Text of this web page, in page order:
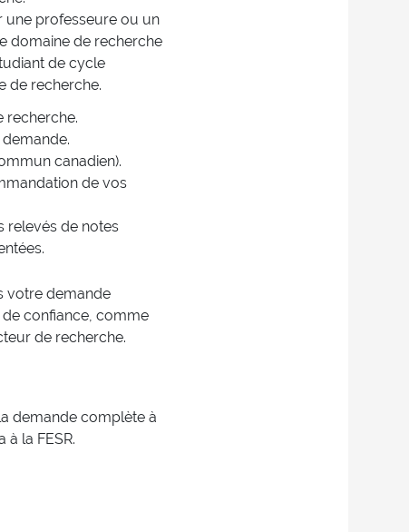
une professeure ou un
domaine de recherche
de cycle
de recherche.
recherche.
canadien).
de vos
relevés de notes
votre demande
confiance, comme
de recherche.
demande complète à
à la FESR.